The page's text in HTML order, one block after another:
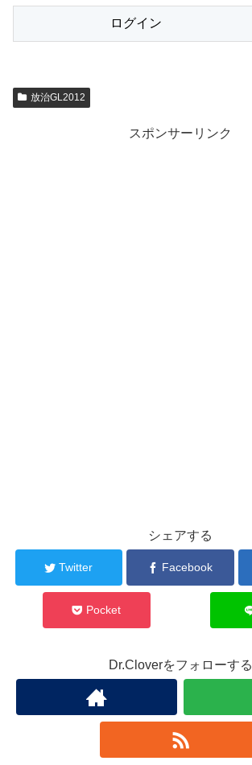
放治GL2012
スポンサーリンク
シェアする
Twitter Facebook
Pocket
Dr.Cloverをフォローする